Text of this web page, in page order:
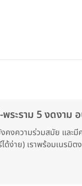
ระราม 5 งดงาม
งความร่วมสมัย และมี
ง่าย) เราพร้อมเนรมิต